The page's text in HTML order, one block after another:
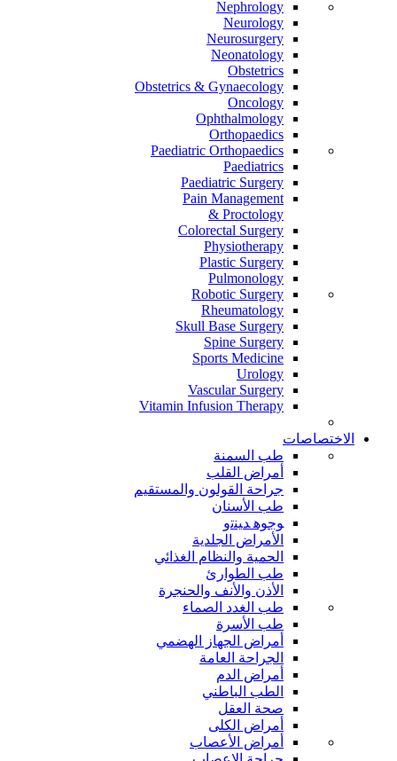
Nephrology
Neurology
Neurosurgery
Neonatology
Obstetrics
Obstetrics & Gynaecology
Oncology
Ophthalmology
Orthopaedics
Paediatric Orthopaedics
Paediatrics
Paediatric Surgery
Pain Management
Proctology &
Colorectal Surgery
Physiotherapy
Plastic Surgery
Pulmonology
Robotic Surgery
Rheumatology
Skull Base Surgery
Spine Surgery
Sports Medicine
Urology
Vascular Surgery
Vitamin Infusion Therapy
الاختصاصات
طب السمنة
أمراض القلب
جراحة القولون والمستقيم
طب الأسنان
ﻮﺟﻮﻫ ﺪﻴﻨﺗﻭ
الأمراض الجلدية
الحمية والنظام الغذائي
طب الطوارئ
الأذن والأنف والحنجرة
طب الغدد الصماء
طب الأسرة
أمراض الجهاز الهضمي
الجراحة العامة
أمراض الدم
الطب الباطني
صحة العقل
أمراض الكلى
أمراض الأعصاب